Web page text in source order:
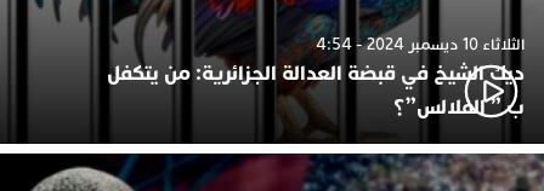
الثلاثاء 10 ديسمبر 2024 - 4:54
ديك الشيخ في قبضة العدالة الجزائرية: من يتكفل
ب ” الفلالس”؟